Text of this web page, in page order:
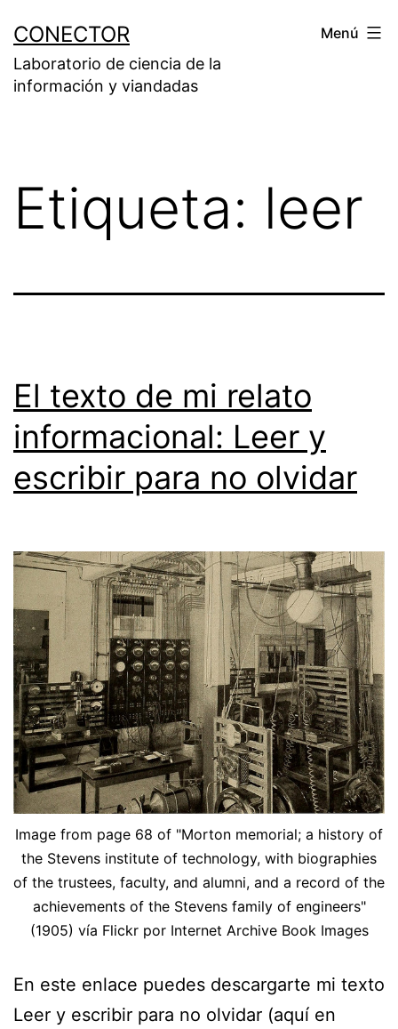
contenido
CONECTOR
Laboratorio de ciencia de la
información y viandadas
Menú
Etiqueta: leer
El texto de mi relato
informacional: Leer y
escribir para no olvidar
Image from page 68 of "Morton memorial; a history of
the Stevens institute of technology, with biographies
of the trustees, faculty, and alumni, and a record of the
achievements of the Stevens family of engineers"
(1905) vía Flickr por Internet Archive Book Images
En este enlace puedes descargarte mi texto
Leer y escribir para no olvidar (aquí en